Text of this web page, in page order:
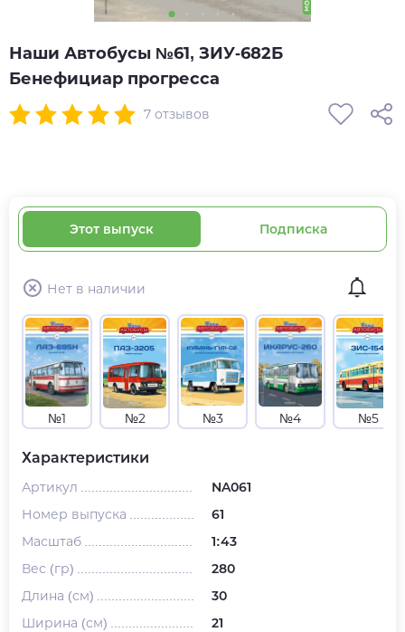
Наши Автобусы №61, ЗИУ-682Б
Бенефициар прогресса
7 отзывов
Этот выпуск Подписка
Нет в наличии
№1 №2 №3 №4 №5
Характеристики
Артикул
NA061
Номер выпуска
61
Масштаб
1:43
Вес (гр)
280
Длина (см)
30
Ширина (см)
21